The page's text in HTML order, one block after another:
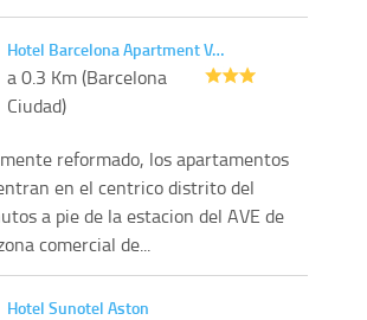
Hotel Barcelona Apartment V…
a 0.3 Km (Barcelona
Ciudad)
reformado, los apartamentos
en el centrico distrito del
a pie de la estacion del AVE de
comercial de...
Hotel Sunotel Aston